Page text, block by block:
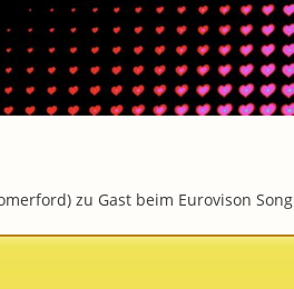
zu Gast beim Eurovison Song